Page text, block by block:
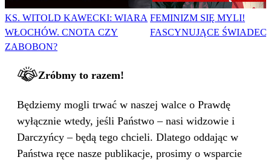
KS. WITOLD KAWECKI: WIARA
WŁOCHÓW. CNOTA CZY
ZABOBON?
FEMINIZM SIĘ MYLI!
FASCYNUJĄCE
Zróbmy to razem!
Będziemy mogli trwać w naszej walce o Prawdę
wyłącznie wtedy, jeśli Państwo – nasi widzowie i
Darczyńcy – będą tego chcieli. Dlatego oddając w
Państwa ręce nasze publikacje, prosimy o wsparcie